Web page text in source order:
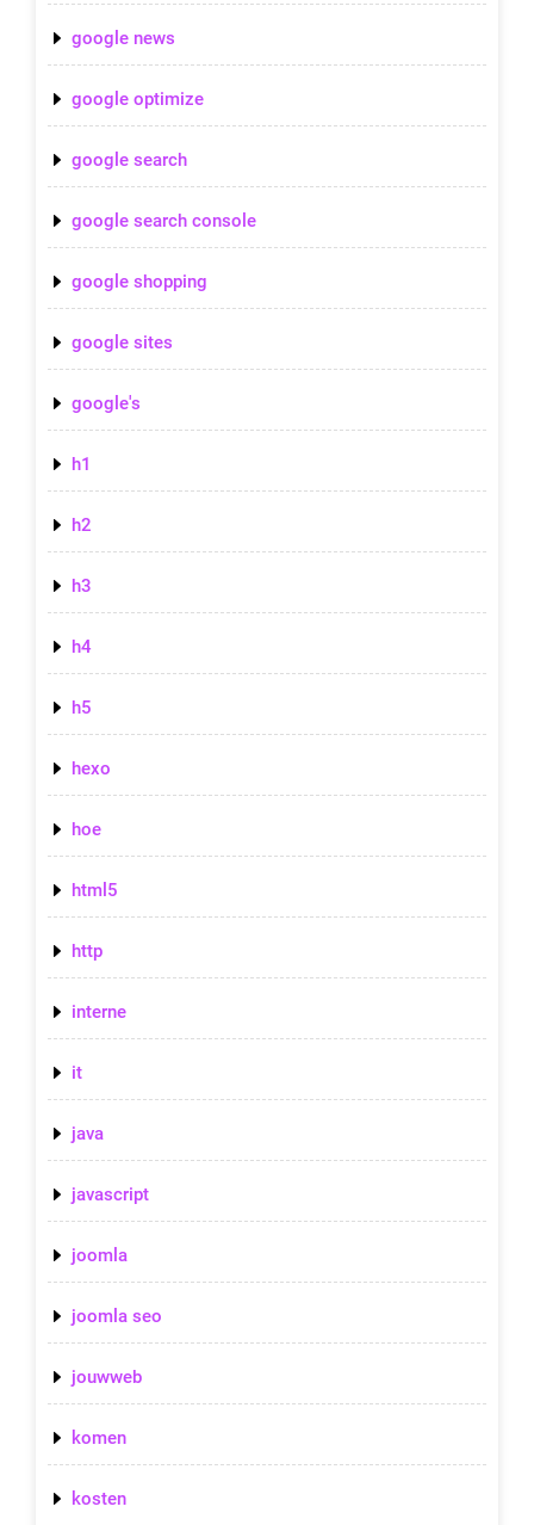
google news
google optimize
google search
google search console
google shopping
google sites
google's
h1
h2
h3
h4
h5
hexo
hoe
html5
http
interne
it
java
javascript
joomla
joomla seo
jouwweb
komen
kosten